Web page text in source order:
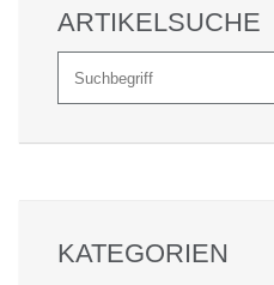
ARTIKELSUCHE
KATEGORIEN